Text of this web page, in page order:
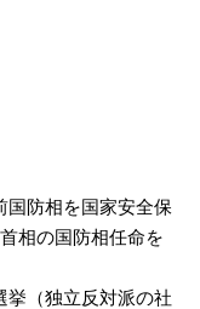
国防相を国家安全保
相の国防相任命を
挙（独立反対派の社